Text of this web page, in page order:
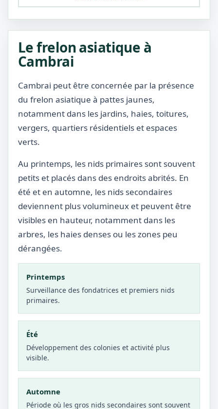
Le frelon asiatique à
Cambrai
Cambrai peut être concernée par la présence
du frelon asiatique à pattes jaunes,
notamment dans les jardins, haies, toitures,
vergers, quartiers résidentiels et espaces
verts.
Au printemps, les nids primaires sont souvent
petits et placés dans des endroits abrités. En
été et en automne, les nids secondaires
deviennent plus volumineux et peuvent être
visibles en hauteur, notamment dans les
arbres, les haies denses ou les zones peu
dérangées.
Printemps
Surveillance des fondatrices et premiers nids
primaires.
Été
Développement des colonies et activité plus
visible.
Automne
Période où les gros nids secondaires sont souvent